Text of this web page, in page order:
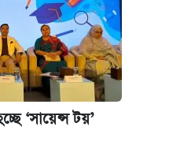
দাম (৫ আগস্ট)
জানা গেল যা
(৪ আগস্ট)
‘সায়েন্স টয়’